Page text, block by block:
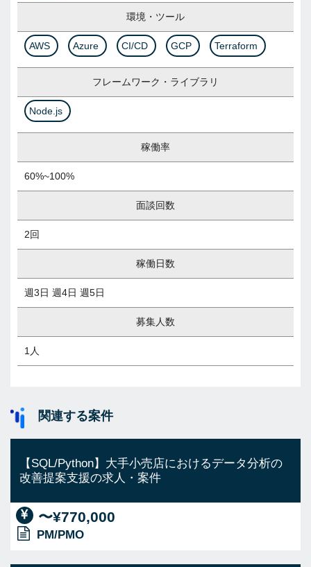
環境・ツール
AWS Azure CI/CD GCP Terraform
フレームワーク・ライブラリ
Node.js
稼働率
60%~100%
面談回数
2回
稼働日数
週3日 週4日 週5日
募集人数
1人
関連する案件
【SQL/Python】大手小売店におけるデータ分析の
改善提案支援の求人・案件
〜¥770,000
PM/PMO